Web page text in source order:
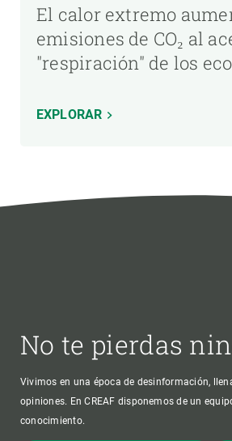
El calor extremo
emisiones de CO₂ al
"respiración" de los
EXPLORAR
No te pierdas
Vivimos en una época de desinformación,
opiniones. En CREAF disponemos de un
conocimiento.